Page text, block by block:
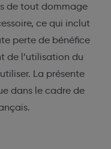
de tout dommage
ce qui inclut
perte de bénéfice
de l’utilisation du
La présente
dans le cadre de